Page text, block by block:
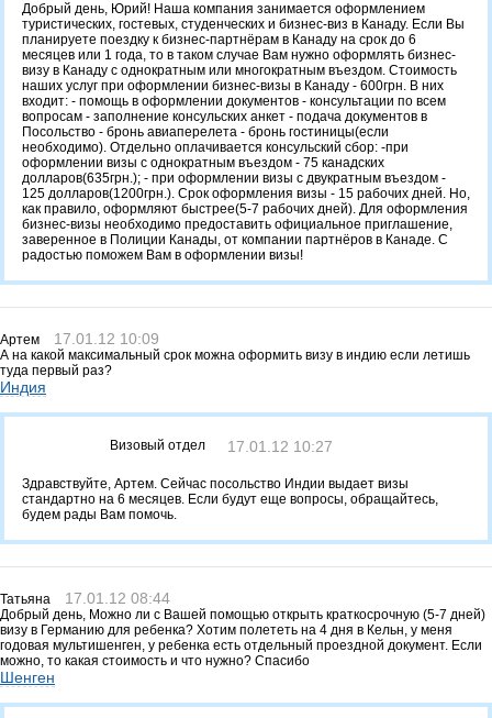
Добрый день, Юрий! Наша компания занимается оформлением
туристических, гостевых, студенческих и бизнес-виз в Канаду. Если Вы
планируете поездку к бизнес-партнёрам в Канаду на срок до 6
месяцев или 1 года, то в таком случае Вам нужно оформлять бизнес-
визу в Канаду с однократным или многократным въездом. Стоимость
наших услуг при оформлении бизнес-визы в Канаду - 600грн. В них
входит: - помощь в оформлении документов - консультации по всем
вопросам - заполнение консульских анкет - подача документов в
Посольство - бронь авиаперелета - бронь гостиницы(если
необходимо). Отдельно оплачивается консульский сбор: -при
оформлении визы с однократным въездом - 75 канадских
долларов(635грн.); - при оформлении визы с двукратным въездом -
125 долларов(1200грн.). Срок оформления визы - 15 рабочих дней. Но,
как правило, оформляют быстрее(5-7 рабочих дней). Для оформления
бизнес-визы необходимо предоставить официальное приглашение,
заверенное в Полиции Канады, от компании партнёров в Канаде. С
радостью поможем Вам в оформлении визы!
Артем 17.01.12 10:09
А на какой максимальный срок можна оформить визу в индию если летишь
туда первый раз?
Индия
Визовый отдел 17.01.12 10:27
Здравствуйте, Артем. Сейчас посольство Индии выдает визы
стандартно на 6 месяцев. Если будут еще вопросы, обращайтесь,
будем рады Вам помочь.
Татьяна 17.01.12 08:44
Добрый день, Можно ли с Вашей помощью открыть краткосрочную (5-7 дней)
визу в Германию для ребенка? Хотим полететь на 4 дня в Кельн, у меня
годовая мультишенген, у ребенка есть отдельный проездной документ. Если
можно, то какая стоимость и что нужно? Спасибо
Шенген